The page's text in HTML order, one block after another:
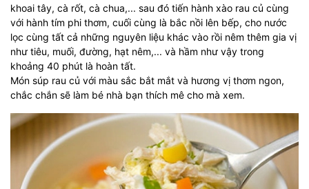
khoai tây, cà rốt, cà chua,... sau đó tiến hành xào rau củ cùng
với hành tím phi thơm, cuối cùng là bắc nồi lên bếp, cho nước
lọc cùng tất cả những nguyên liệu khác vào rồi nêm thêm gia vị
như tiêu, muối, đường, hạt nêm,... và hầm như vậy trong
khoảng 40 phút là hoàn tất.
Món súp rau củ với màu sắc bắt mắt và hương vị thơm ngon,
chắc chắn sẽ làm bé nhà bạn thích mê cho mà xem.